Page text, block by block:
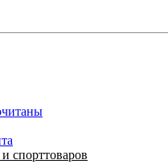
спорттоваров